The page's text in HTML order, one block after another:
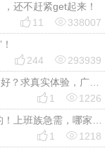
还不赶紧get起来！
 11 338007
 244 293939
想给职场充电，郑州的成人英语培训机构哪家好？求真实体验，广告勿扰，感谢！
 1 1226
2026年在线商务英语口语培训班求推荐个好的！上班族急需，哪家好？
 1 1218